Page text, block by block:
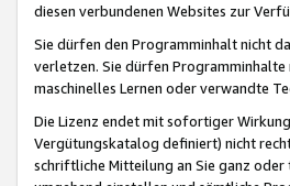
diesen verbundenen Websites zur
Sie dürfen den Programminhalt nicht
verletzen. Sie dürfen
maschinelles Lernen oder verwandte
Die Lizenz endet mit sofortiger
Vergütungskatalog definiert) nicht
schriftliche Mitteilung an Sie ganz oder